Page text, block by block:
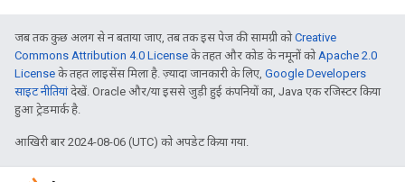
जब तक कुछ अलग से न बताया जाए, तब तक इस पेज की सामग्री कोCreative
Commons Attribution 4.0 License के तहत और कोड के नमूनों कोApache 2.0
License के तहत लाइसेंस मिला है. ज़्यादा जानकारी के लिए, Google Developers
साइट नीतियांदेखें. Oracle और/या इससे जुड़ी हुई कंपनियों का, Java एक रजिस्टर किया
हुआ ट्रेडमार्क है.
आखिरी बार 2024-08-06 (UTC) को अपडेट किया गया.